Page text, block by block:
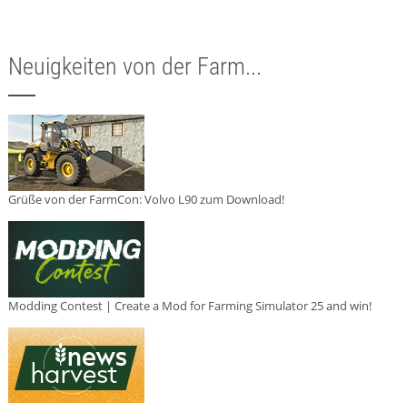
Neuigkeiten von der Farm...
Grüße von der FarmCon: Volvo L90 zum Download!
Modding Contest | Create a Mod for Farming Simulator 25 and win!